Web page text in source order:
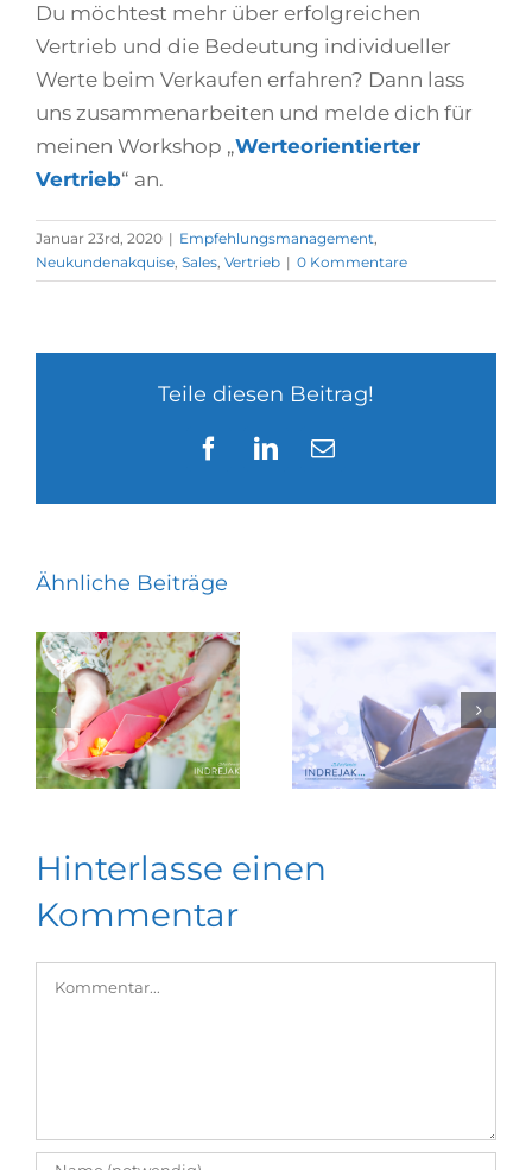
Du möchtest mehr über erfolgreichen
Vertrieb und die Bedeutung individueller
Werte beim Verkaufen erfahren? Dann lass
uns zusammenarbeiten und melde dich für
meinen Workshop „Werteorientierter
Vertrieb“ an.
Januar 23rd, 2020 | Empfehlungsmanagement
Neukundenakquise Sales Vertrieb | 0 Kommentare
Teile diesen Beitrag!
FacebookLinkedIn
E-
Ähnliche Beiträge
Hinterlasse einen
Kommentar
Kommentar